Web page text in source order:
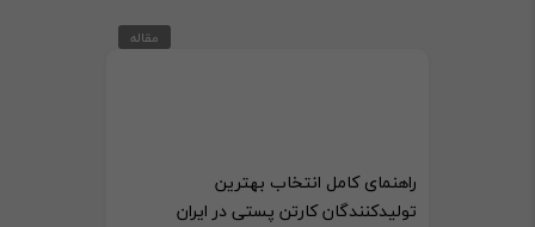
مقاله
راهنمای کامل انتخاب بهترین
تولیدکنندگان کارتن پستی در ایران